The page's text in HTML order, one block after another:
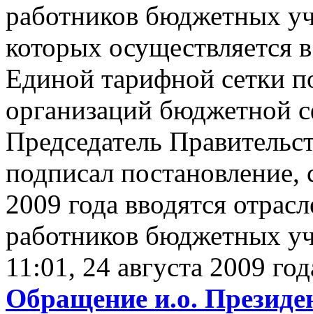
работников бюджетных
которых осуществляется
Единой тарифной сетки
организаций бюджетной
Председатель
подписал постановление,
2009 года вводятся
работников бюджетных
11:01, 24 августа 2009
Обращение и.о.